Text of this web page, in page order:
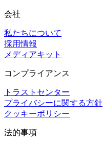
会社
私たちについて
採用情報
メディアキット
コンプライアンス
トラストセンター
プライバシーに関する方針
クッキーポリシー
法的事項